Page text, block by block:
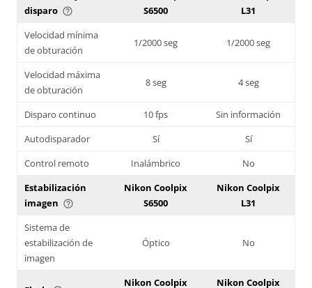
disparo help_outline
S6500
L31
Velocidad mínima
de obturación
1/2000 seg 1/2000 seg
Velocidad máxima
de obturación
8 seg 4 seg
Disparo continuo 10 fps
Sin información
Autodisparador
Sí
Sí
Control remoto
Inalámbrico
No
Estabilización
imagen help_outline
Nikon Coolpix
S6500
Nikon Coolpix
L31
Sistema de
estabilización de
imagen
Óptico No
Nikon Coolpix
Nikon Coolpix